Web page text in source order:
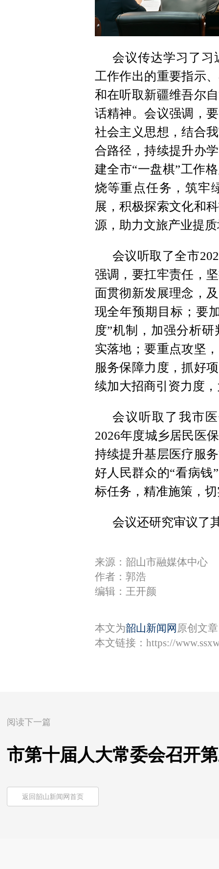
会议传达学习了习
工作作出的重要指示
和在听取新疆维吾尔
话精神。会议强调，
社会主义思想，结合
合路径，持续提升办
建全市“一盘棋”工作
烧等重点任务，筑牢
展，积极探索文化和
源，助力文旅产业提
会议听取了全市
强调，要扛牢责任，
面贯彻新发展理念，
现全年预期目标；要
度”机制，加强分析
实落地；要重点攻坚
服务保障力度，抓好
续加大招商引资力度
会议听取了我市
2026年度城乡居民医
持续提升基层医疗服
好人民群众的“看病钱
标任务，精准施策，
会议还研究审议了
来源：韶山市融媒体中心
作者：郭浩
编辑：王开颜
本文为韶山新闻网 原创文
本文链接： https://
阅读下一篇
市第十届人大常委会召开
返回韶山新闻网首页